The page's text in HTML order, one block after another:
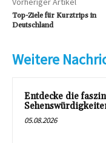
Top-Ziele für Kurztrips in
Deutschland
Weitere
Entdecke die
05.08.2026